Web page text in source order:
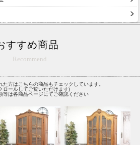
すすめ商品
Recommend
た方はこちらの商品もチェックしています。
ロールしてご覧いただけます)
等は各商品ページにてご確認ください